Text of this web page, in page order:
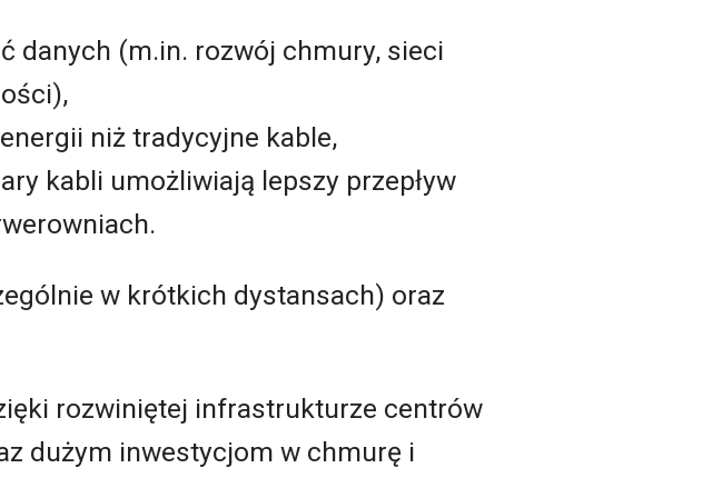
danych (m.in. rozwój chmury, sieci
niż tradycyjne kable,
kabli umożliwiają lepszy przepływ
w krótkich dystansach) oraz
rozwiniętej infrastrukturze centrów
dużym inwestycjom w chmurę i